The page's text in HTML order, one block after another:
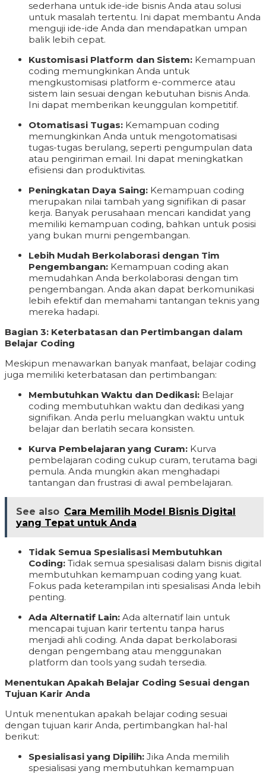
sederhana untuk ide-ide bisnis Anda atau solusi
untuk masalah tertentu. Ini dapat membantu Anda
menguji ide-ide Anda dan mendapatkan umpan
balik lebih cepat.
Kustomisasi Platform dan Sistem: Kemampuan
coding memungkinkan Anda untuk
mengkustomisasi platform e-commerce atau
sistem lain sesuai dengan kebutuhan bisnis Anda.
Ini dapat memberikan keunggulan kompetitif.
Otomatisasi Tugas: Kemampuan coding
memungkinkan Anda untuk mengotomatisasi
tugas-tugas berulang, seperti pengumpulan data
atau pengiriman email. Ini dapat meningkatkan
efisiensi dan produktivitas.
Peningkatan Daya Saing: Kemampuan coding
merupakan nilai tambah yang signifikan di pasar
kerja. Banyak perusahaan mencari kandidat yang
memiliki kemampuan coding, bahkan untuk posisi
yang bukan murni pengembangan.
Lebih Mudah Berkolaborasi dengan Tim
Pengembangan: Kemampuan coding akan
memudahkan Anda berkolaborasi dengan tim
pengembangan. Anda akan dapat berkomunikasi
lebih efektif dan memahami tantangan teknis yang
mereka hadapi.
Bagian 3: Keterbatasan dan Pertimbangan dalam
Belajar Coding
Meskipun menawarkan banyak manfaat, belajar coding
juga memiliki keterbatasan dan pertimbangan:
Membutuhkan Waktu dan Dedikasi: Belajar
coding membutuhkan waktu dan dedikasi yang
signifikan. Anda perlu meluangkan waktu untuk
belajar dan berlatih secara konsisten.
Kurva Pembelajaran yang Curam: Kurva
pembelajaran coding cukup curam, terutama bagi
pemula. Anda mungkin akan menghadapi
tantangan dan frustrasi di awal pembelajaran.
See also Cara Memilih Model Bisnis Digital
yang Tepat untuk Anda
Tidak Semua Spesialisasi Membutuhkan
Coding: Tidak semua spesialisasi dalam bisnis digital
membutuhkan kemampuan coding yang kuat.
Fokus pada keterampilan inti spesialisasi Anda lebih
penting.
Ada Alternatif Lain: Ada alternatif lain untuk
mencapai tujuan karir tertentu tanpa harus
menjadi ahli coding. Anda dapat berkolaborasi
dengan pengembang atau menggunakan
platform dan tools yang sudah tersedia.
Menentukan Apakah Belajar Coding Sesuai dengan
Tujuan Karir Anda
Untuk menentukan apakah belajar coding sesuai
dengan tujuan karir Anda, pertimbangkan hal-hal
berikut:
Spesialisasi yang Dipilih: Jika Anda memilih
spesialisasi yang membutuhkan kemampuan